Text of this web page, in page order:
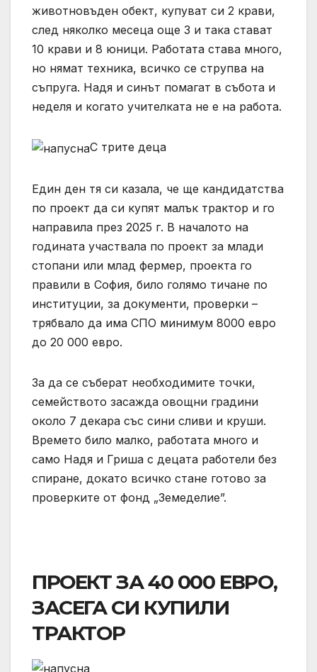
животновъден обект, купуват си 2 крави,
след няколко месеца още 3 и така стават
10 крави и 8 юници. Работата става много,
но нямат техника, всичко се струпва на
съпруга. Надя и синът помагат в събота и
неделя и когато учителката не е на работа.
С трите деца
Един ден тя си казала, че ще кандидатства
по проект да си купят малък трактор и го
направила през 2025 г. В началото на
годината участвала по проект за млади
стопани или млад фермер, проекта го
правили в София, било голямо тичане по
институции, за документи, проверки –
трябвало да има СПО минимум 8000 евро
до 20 000 евро.
За да се съберат необходимите точки,
семейството засажда овощни градини
около 7 декара със сини сливи и круши.
Времето било малко, работата много и
само Надя и Гриша с децата работели без
спиране, докато всичко стане готово за
проверките от фонд „Земеделие”.
ПРОЕКТ ЗА 40 000 ЕВРО,
ЗАСЕГА СИ КУПИЛИ
ТРАКТОР